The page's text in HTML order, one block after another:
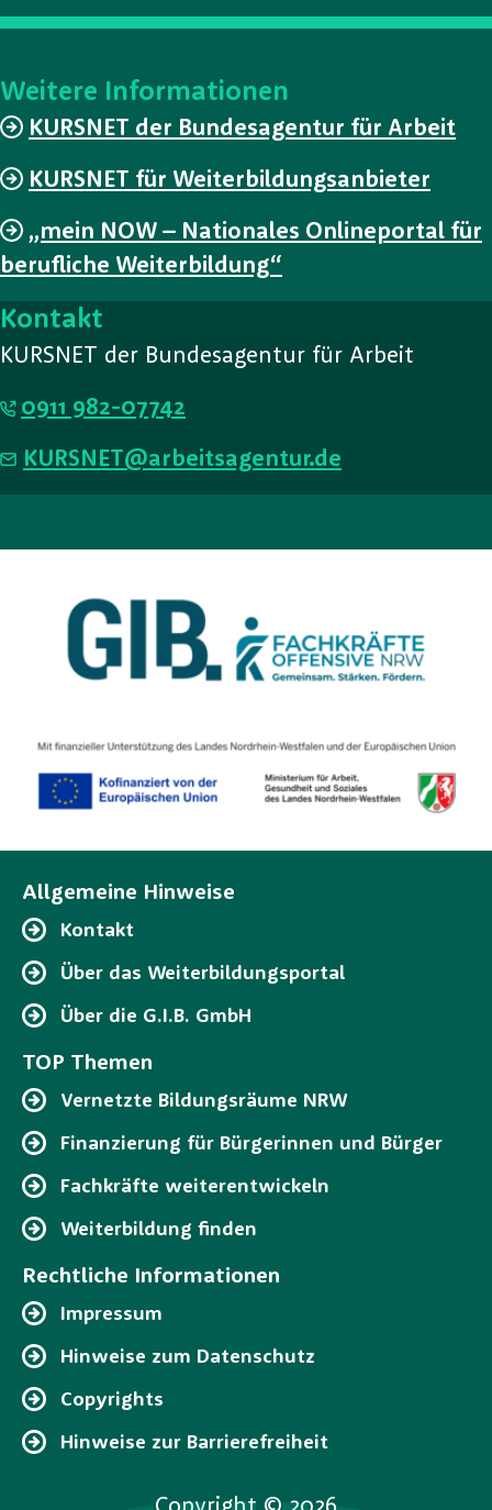
Weitere Informationen
KURSNET der Bundesagentur für Arbeit
KURSNET für Weiterbildungsanbieter
„mein NOW – Nationales Onlineportal für
berufliche Weiterbildung“
Kontakt
KURSNET der Bundesagentur für Arbeit
0911 982-07742
KURSNET@arbeitsagentur.de
Allgemeine Hinweise
Kontakt
Über das Weiterbildungsportal
Über die G.I.B. GmbH
TOP Themen
Vernetzte Bildungsräume NRW
Finanzierung für Bürgerinnen und Bürger
Fachkräfte weiterentwickeln
Weiterbildung finden
Rechtliche Informationen
Impressum
Hinweise zum Datenschutz
Copyrights
Hinweise zur Barrierefreiheit